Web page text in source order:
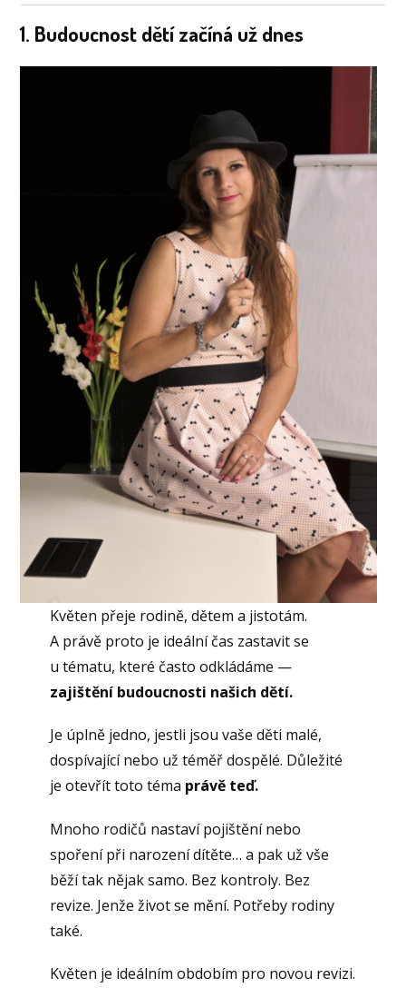
1. Budoucnost dětí začíná už dnes
Květen přeje rodině, dětem a jistotám.
A právě proto je ideální čas zastavit se
u tématu, které často odkládáme —
zajištění budoucnosti našich dětí.
Je úplně jedno, jestli jsou vaše děti malé,
dospívající nebo už téměř dospělé. Důležité
je otevřít toto téma právě teď.
Mnoho rodičů nastaví pojištění nebo
spoření při narození dítěte… a pak už vše
běží tak nějak samo. Bez kontroly. Bez
revize. Jenže život se mění. Potřeby rodiny
také.
Květen je ideálním obdobím pro novou revizi.